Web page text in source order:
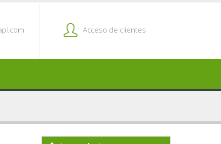
Acceso de clientes